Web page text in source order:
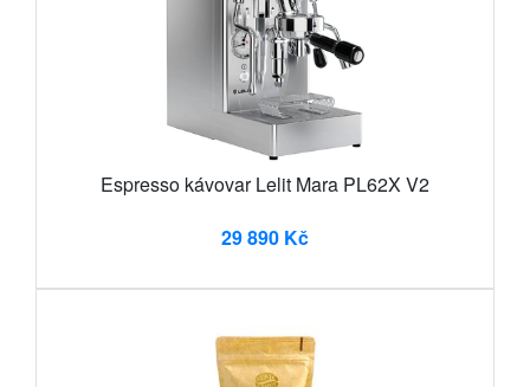
Espresso kávovar Lelit Mara PL62X V2
29 890 Kč